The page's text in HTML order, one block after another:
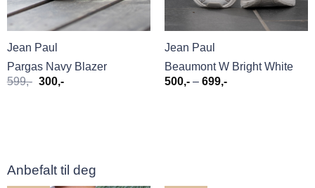
Jean Paul
Pargas Navy Blazer
599,- Opprinnelig
300,-Nåværende
Jean Paul
Beaumont W Bright White
500,- – 699,-Prisområde:
Anbefalt til deg